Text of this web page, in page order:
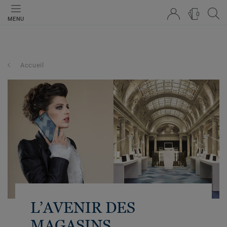
MENU
0
Accueil
L’AVENIR DES